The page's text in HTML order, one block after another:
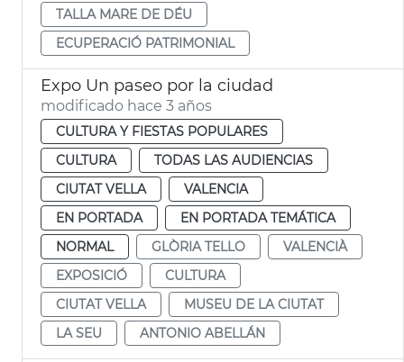
TALLA MARE DE DÉU
ECUPERACIÓ PATRIMONIAL
Expo Un paseo por la ciudad
modificado hace 3 años
CULTURA Y FIESTAS POPULARES
CULTURA
TODAS LAS AUDIENCIAS
CIUTAT VELLA
VALENCIA
EN PORTADA
EN PORTADA TEMÁTICA
NORMAL
GLÒRIA TELLO
VALENCIÀ
EXPOSICIÓ
CULTURA
CIUTAT VELLA
MUSEU DE LA CIUTAT
LA SEU
ANTONIO ABELLÁN